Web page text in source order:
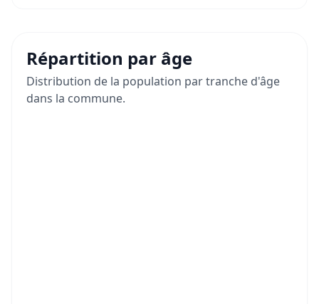
Répartition par âge
Distribution de la population par tranche d'âge
dans la commune.